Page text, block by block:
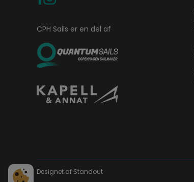
CPH Sails er en del af
Designet af Standout